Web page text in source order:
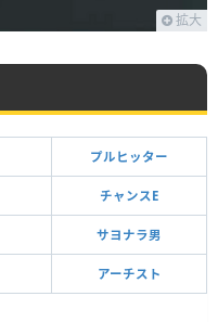
拡大
プルヒッター
チャンスE
サヨナラ男
アーチスト